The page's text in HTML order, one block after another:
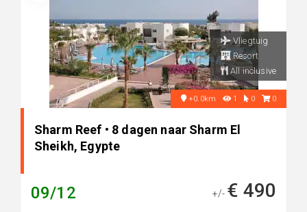
Vliegtuig
Resort
All inclusive
+0.0km 1 0 0
Sharm Reef • 8 dagen naar Sharm El
Sheikh, Egypte
09/12 +/- € 490